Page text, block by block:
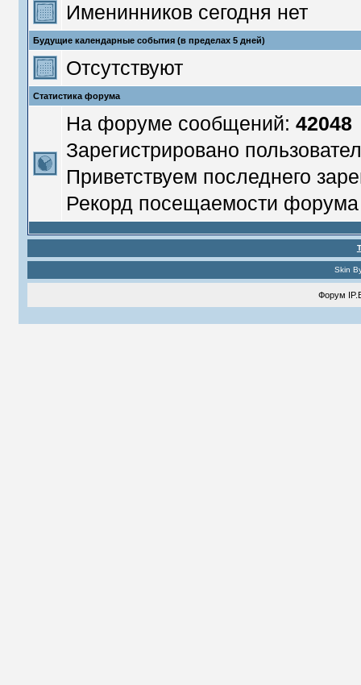
Именинников сегодня нет
Будущие календарные события (в пределах 5 дней)
Отсутствуют
Статистика форума
На форуме сообщений: 42048
Зарегистрировано
Приветствуем последнего
Рекорд посещаемости
Skin
Форум